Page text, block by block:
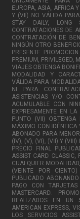
EUROPA, ASIA, AFRICA
Y (VII) NO VÁLIDA
STAY DAILY, LONG
CONTRATACIONES DE
CONTRATACIÓN DE
NINGÚN OTRO
PRESENTE
PREMIUM, PRIVILEGED,
VIAJES OBTENGA
MODALIDAD Y
VÁLIDA PARA
NI PARA
ASISTENCIAS Y/O
ACUMULABLE CON
EXPRESAMENTE EN
PUNTO (VII)
MÁXIMO CON IDÉNTICA
ABONADO PARA
(IV), (V), (VI), (VII) Y (VIII)
PRECIO FINAL
ASSIST CARD CLASSIC,
CUALQUIER
(VEINTE POR
PUBLICADO
PAGO CON
MASTERCARD.
REALIZADOS EN UN
AMERICAN EXPRESS,
LOS SERVICIOS